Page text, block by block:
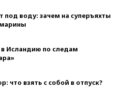
под воду: зачем на суперъяхты
Исландию по следам
что взять с собой в отпуск?